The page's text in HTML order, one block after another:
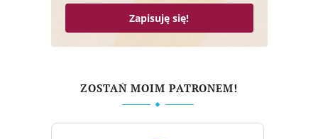
Zapisuję się!
ZOSTAŃ MOIM PATRONEM!